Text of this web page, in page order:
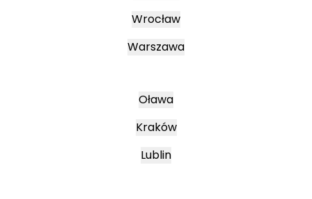
Wrocław
Warszawa
Oława
Kraków
Lublin